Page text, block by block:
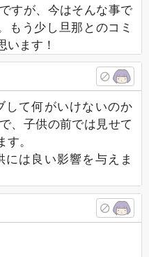
すが、今はそんな事で
もう少し旦那とのコミ
います！
して何がいけないのか
、子供の前では見せて
。
は良い影響を与えま